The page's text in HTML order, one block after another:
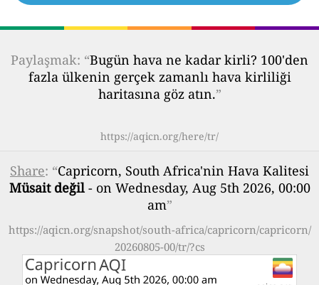
Paylaşmak: “Bugün hava ne kadar kirli? 100'den
fazla ülkenin gerçek zamanlı hava kirliliği
haritasına göz atın.”
https://aqicn.org/here/tr/
Share: “Capricorn, South Africa'nin Hava Kalitesi
Müsait değil- on Wednesday, Aug 5th 2026, 00:00
am”
https://aqicn.org/snapshot/south-africa/capricorn/capricorn/
20260805-00/tr/?cs